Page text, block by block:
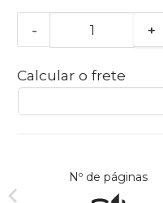
- +
Calcular o frete
Nº de páginas